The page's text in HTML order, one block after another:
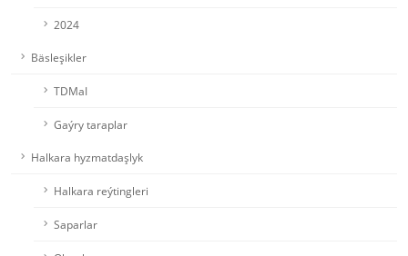
2024
Bäsleşikler
TDMaI
Gaýry taraplar
Halkara hyzmatdaşlyk
Halkara reýtingleri
Saparlar